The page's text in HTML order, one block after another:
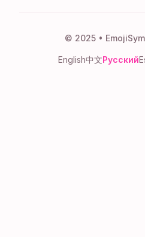
© 2025 •
English中文Русский